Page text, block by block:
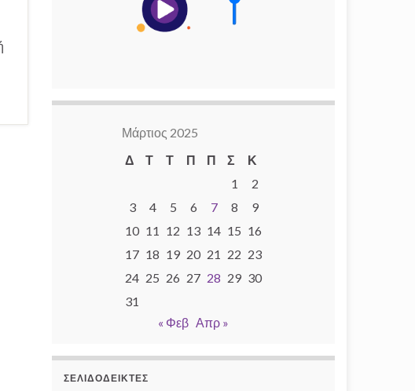
Μάρτιος 2025
Δ
Τ Τ Π Π Σ
Κ
1
2
3
4 5 6 7 8
9
10 11 12 13 14 15 16
17 18 19 20 21 22 23
24 25 26 27 28 29 30
31
« Φεβ Απρ »
ΣΕΛΙΔΟΔΕΊΚΤΕΣ